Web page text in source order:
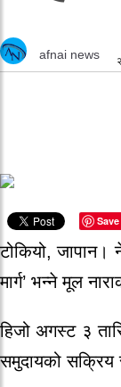
afnai news
Save
टोकियो,
मार्ग’ भन्ने मूल
हिजो अगस्ट ३
समुदायको सक्रिय